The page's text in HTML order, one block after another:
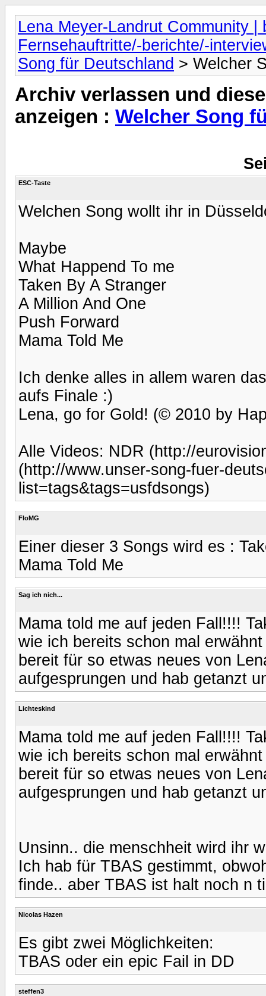
Lena Meyer-Landrut Community |
Fernsehauftritte/-berichte/-
Song für Deutschland > Welcher
Archiv verlassen und
anzeigen : Welcher Song
ESC-Taste
Welchen Song wollt ihr in
Maybe
What Happend To me
Taken By A Stranger
A Million And One
Push Forward
Mama Told Me
Ich denke alles in allem waren
aufs Finale :)
Lena, go for Gold! (© 2010 by
Alle Videos: NDR (http://
(http://www.unser-song-fuer-
list=tags&tags=usfdsongs)
FloMG
Einer dieser 3 Songs wird es :
Mama Told Me
Sag ich nich...
Mama told me auf jeden Fall!!!!
wie ich bereits schon mal
bereit für so etwas neues von
aufgesprungen und hab getanzt
Lichteskind
Mama told me auf jeden Fall!!!!
wie ich bereits schon mal
bereit für so etwas neues von
aufgesprungen und hab getanzt
Unsinn.. die menschheit wird ihr
Ich hab für TBAS gestimmt,
finde.. aber TBAS ist halt noch n
Nicolas Hazen
Es gibt zwei Möglichkeiten:
TBAS oder ein epic Fail in DD
steffen3